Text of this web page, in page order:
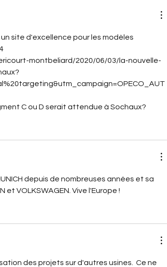
site d'excellence pour les modèles
montbeliard/2020/06/03/la-nouvelle-
C ou D serait attendue à Sochaux?
depuis de nombreuses années et sa
et VOLKSWAGEN. Vive l'Europe !
des projets sur d'autres usines.  Ce ne